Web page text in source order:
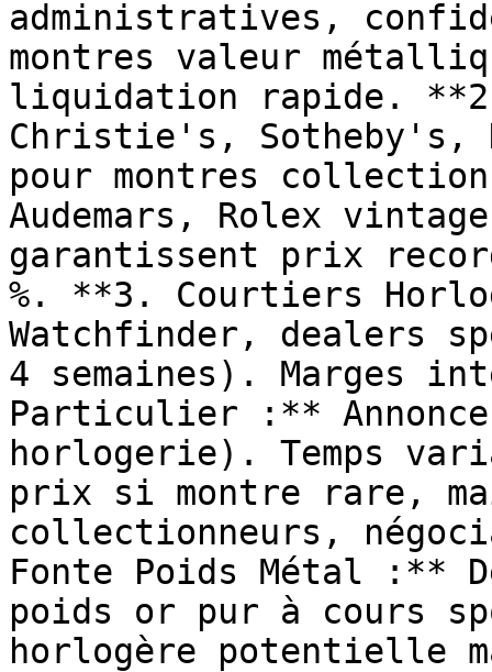
administratives,
montres valeur
liquidation rapide.
Christie's, Sotheby's,
pour montres
Audemars, Rolex
garantissent prix
%. **3. Courtiers
Watchfinder, dealers
4 semaines). Marges
Particulier :**
horlogerie). Temps
prix si montre rare,
collectionneurs,
Fonte Poids Métal :**
poids or pur à cours
horlogère potentielle